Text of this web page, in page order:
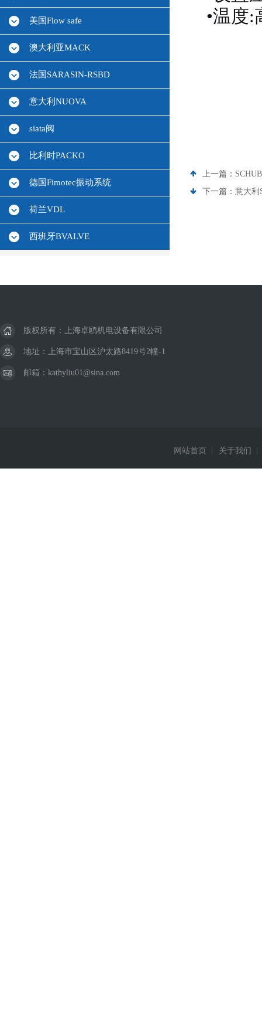
美国Flow safe
澳大利亚MACK
法国SARASIN-RSBD
意大利NUOVA
siata阀
比利时PACKO
德国Fimotec振动系统
荷兰VDL
西班牙BVALVE
•温度:
上一篇：
下一篇： 意大利
版权所有：上海卓鸥机电设备有限公司
地址：上海市宝山区沪太路8419号2幢-1
邮箱：kathyliu01@sina.com
网站首页 关于我们